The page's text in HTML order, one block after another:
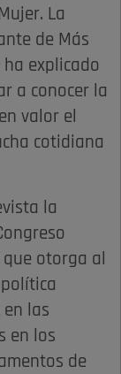
La
de Más
explicado
a conocer la
valor el
cotidiana
la
que otorga al
las
en los
de